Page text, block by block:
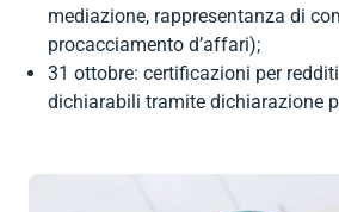
indietro
mediazione, rappresentanza di
procacciamento d’affari);
31 ottobre: certificazioni per
dichiarabili tramite dichiarazione